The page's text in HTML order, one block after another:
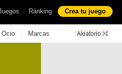
| Ránking Crea tu juego
Ocio | Marcas